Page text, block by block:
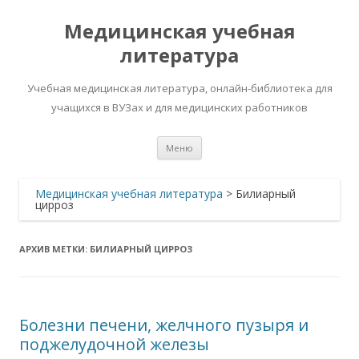
Медицинская учебная
литература
Учебная медицинская литература, онлайн-библиотека для
учащихся в ВУЗах и для медицинских работников
Меню
Медицинская учебная литература > Билиарный
цирроз
АРХИВ МЕТКИ: БИЛИАРНЫЙ ЦИРРОЗ
Болезни печени, желчного пузыря и
поджелудочной железы